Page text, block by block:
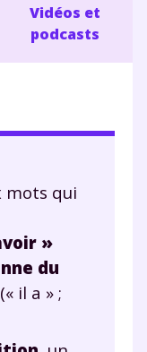
Vidéos et
podcasts
mots qui
»
du
(« il a » ;